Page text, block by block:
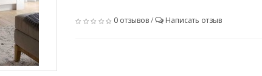
0 отзывов/ Написать отзыв